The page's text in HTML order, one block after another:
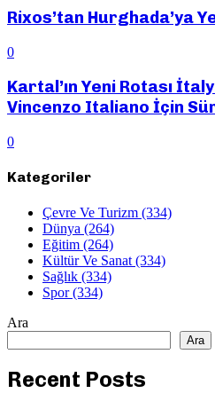
Rixos’tan Hurghada’ya
0
Kartal’ın Yeni Rotası
Vincenzo Italiano İçin
0
Kategoriler
Çevre Ve Turizm (334)
Dünya (264)
Eğitim (264)
Kültür Ve Sanat (334)
Sağlık (334)
Spor(334)
Ara
Ara
Recent Posts